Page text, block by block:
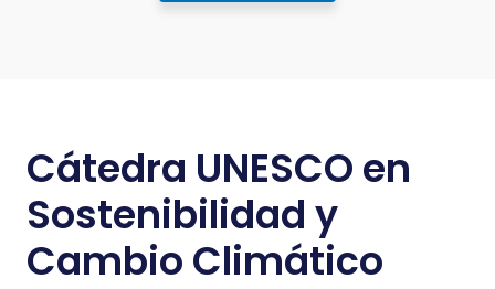
Cátedra UNESCO en
Sostenibilidad y
Cambio Climático